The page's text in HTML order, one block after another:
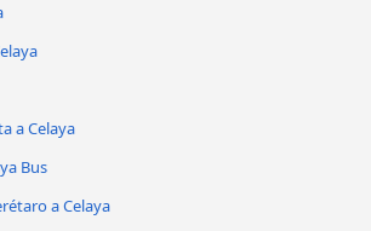
a Celaya
Bus
a Celaya